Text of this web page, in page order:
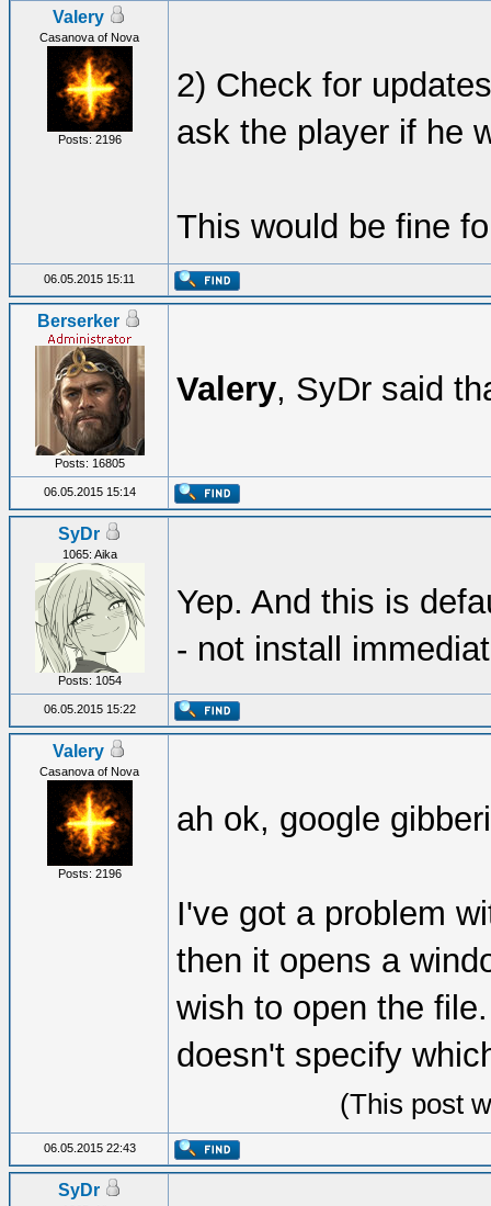
Valery
Casanova of Nova
Posts: 2196
2) Check for
ask the player if he
This would be fine
06.05.2015 15:11
Berserker
Posts: 16805
Valery, SyDr said
06.05.2015 15:14
SyDr
1065: Aika
Posts: 1054
Yep. And this is
- not install
06.05.2015 15:22
Valery
Casanova of Nova
Posts: 2196
ah ok, google
I've got a problem
then it opens a
wish to open the
doesn't specify
(This post
06.05.2015 22:43
SyDr